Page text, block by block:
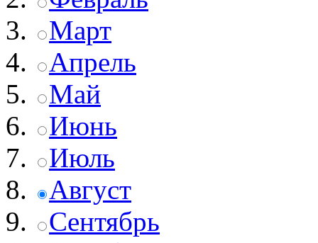
Март
Апрель
Май
Июнь
Июль
Август
Сентябрь